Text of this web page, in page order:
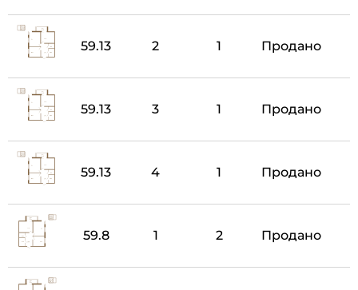
59.13 2 1 Продано
59.13 3 1 Продано
59.13 4 1 Продано
59.8 1 2 Продано